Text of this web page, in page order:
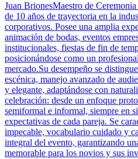
Juan BrionesMaestro de
de 10 años de trayectoria en la
corporativos. Posee una amplia
animación de bodas, eventos
institucionales, fiestas de fin de
posicionándose como un
mercado.Su desempeño se
escénica, manejo avanzado de
y elegante, adaptándose con
celebración: desde un enfoque
semiformal e informal, siempre en
expectativas de cada pareja. Se
impecable, vocabulario cuidado y
integral del evento, garantizando
memorable para los novios y sus